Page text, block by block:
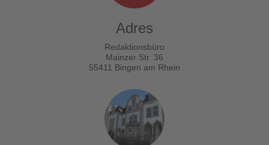
Adres
Redaktionsbüro
Mainzer Str. 36
55411 Bingen am Rhein